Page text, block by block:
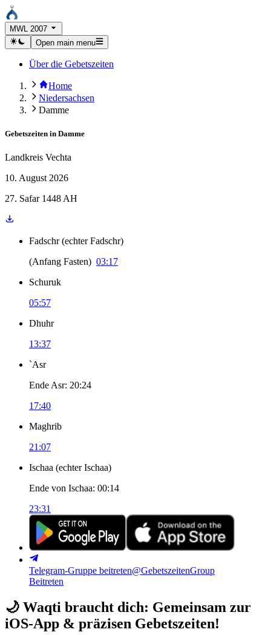
MWL 2007
Open main menu
Über die Gebetszeiten
Home
Niedersachsen
Damme
Gebetszeiten in Damme
Landkreis Vechta
10. August 2026
27. Safar 1448 AH
Fadschr (echter Fadschr)
(Anfang Fasten) 03:17
Schuruk
05:57
Dhuhr
13:37
`Asr
Ende Asr: 20:24
17:40
Maghrib
21:07
Ischaa (echter Ischaa)
Ende von Ischaa: 00:14
23:31
Telegram-Gruppe beitreten@GebetszeitenGroup
Beitreten
🌙 Waqti braucht dich: Gemeinsam zur
iOS-App & präzisen Gebetszeiten!